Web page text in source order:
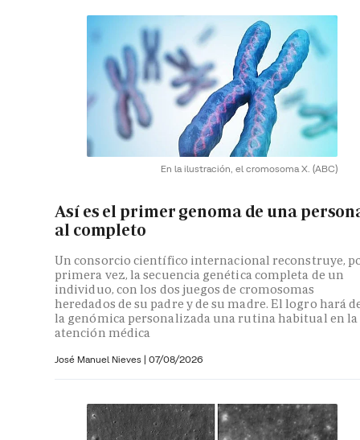
En la ilustración, el cromosoma X. (ABC)
Así es el primer genoma de una
al completo
Un consorcio científico internacional reconstruye,
primera vez, la secuencia genética completa de un
individuo, con los dos juegos de cromosomas
heredados de su padre y de su madre. El logro hará
la genómica personalizada una rutina habitual en la
atención médica
José Manuel Nieves | 07/08/2026